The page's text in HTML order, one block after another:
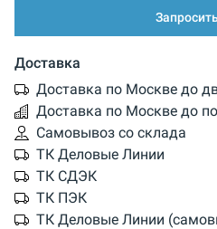
Доставка
Доставка по Москве до
Доставка по Москве до
Самовывоз со склада
ТК Деловые Линии
ТК СДЭК
ТК ПЭК
ТК Деловые Линии